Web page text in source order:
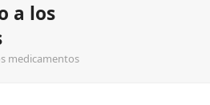
a los
medicamentos